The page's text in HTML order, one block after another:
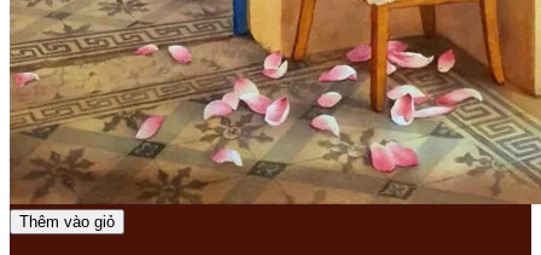
Thêm vào giỏ